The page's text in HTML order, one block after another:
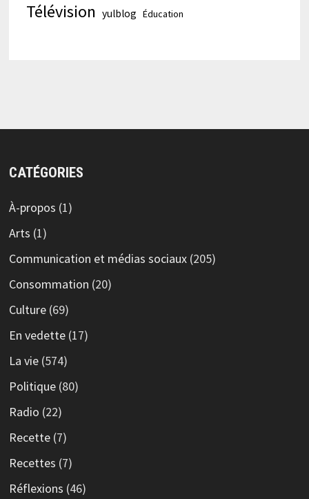
Télévision yulblog Éducation
CATÉGORIES
À-propos (1)
Arts (1)
Communication et médias sociaux(205)
Consommation (20)
Culture(69)
En vedette(17)
La vie(574)
Politique(80)
Radio (22)
Recette(7)
Recettes (7)
Réflexions (46)